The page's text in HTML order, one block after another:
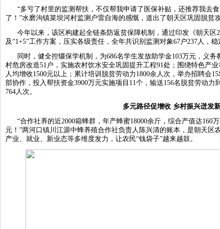
“多亏了村里的监测帮扶，不仅帮我申请了医保补贴，还推荐我去
了！”水磨沟镇菜坝河村监测户雷自海的感慨，道出了朝天区巩固脱贫
今年以来，该区构建起全链条防返贫保障机制，通过印发《朝天区
及“1+5”工作方案，压实各级责任，全年共识别监测对象67户237人，
同时，健全控辍保学机制，为686名学生发放助学金103万元，义
村危房改造51户，实施农村饮水安全巩固提升工程91处；围绕特色产
人均增收1500元以上；累计培训脱贫劳动力1800余人次，举办招聘会
部协作，投入帮扶资金3900万元实施项目11个，输送156名脱贫劳动
764人次。
多元路径促增收 乡村振兴迸发
“合作社养的近2000箱蜂群，年产蜂蜜18000余斤，综合产值达160
元！”两河口镇川江源中蜂养殖合作社负责人陈兴清的账本，是朝天区
产业、就业、新业态等多维度发力，让农民“钱袋子”越来越鼓。